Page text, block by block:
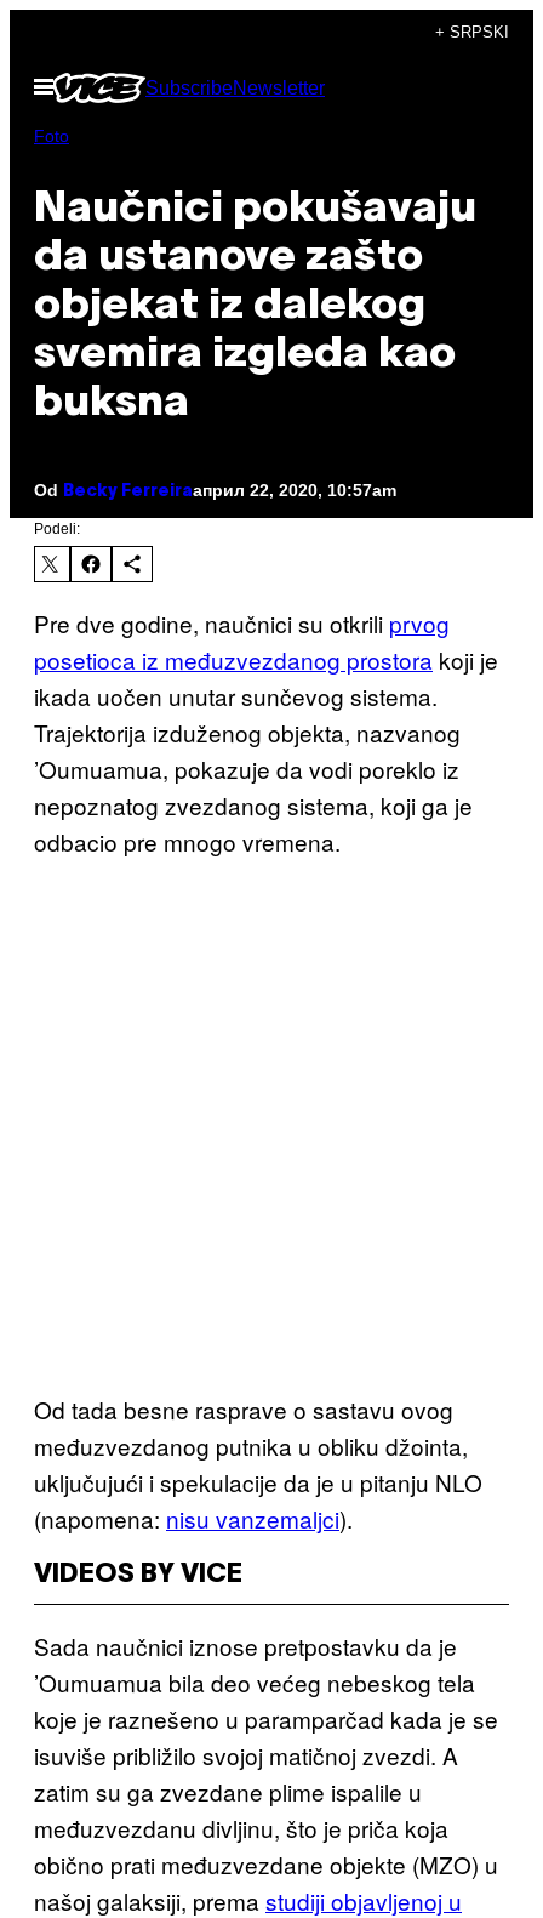
садржај
+ SRPSKI
Otvori
Meni
SubscribeNewsletter
Foto
Naučnici pokušavaju
da ustanove zašto
objekat iz dalekog
svemira izgleda kao
buksna
Od Becky Ferreiraаприл 22, 2020, 10:57am
Podeli:
Pre dve godine, naučnici su otkrili prvog
posetioca iz međuzvezdanog prostora koji je
ikada uočen unutar sunčevog sistema.
Trajektorija izduženog objekta, nazvanog
’Oumuamua, pokazuje da vodi poreklo iz
nepoznatog zvezdanog sistema, koji ga je
odbacio pre mnogo vremena.
Od tada besne rasprave o sastavu ovog
međuzvezdanog putnika u obliku džointa,
uključujući i spekulacije da je u pitanju NLO
(napomena: nisu vanzemaljci).
VIDEOS BY VICE
Sada naučnici iznose pretpostavku da je
’Oumuamua bila deo većeg nebeskog tela
koje je raznešeno u paramparčad kada je se
isuviše približilo svojoj matičnoj zvezdi. A
zatim su ga zvezdane plime ispalile u
međuzvezdanu divljinu, što je priča koja
obično prati međuzvezdane objekte (MZO) u
našoj galaksiji, prema studiji objavljenoj u